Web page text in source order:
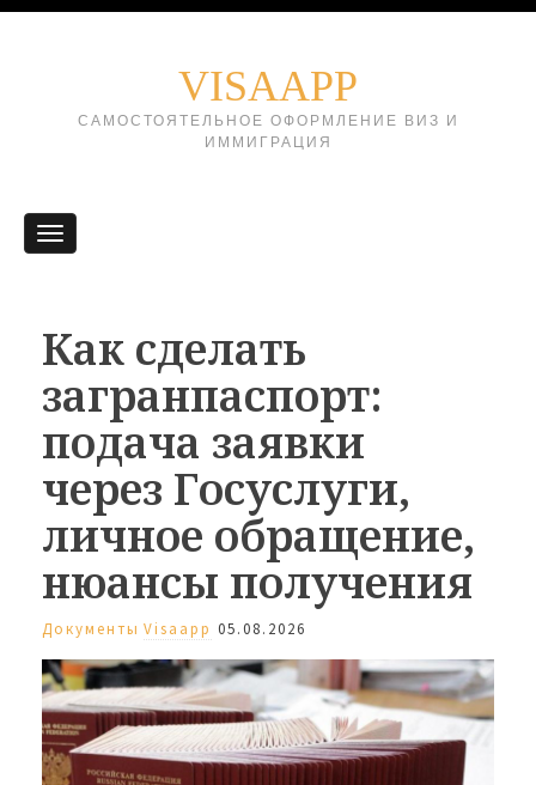
VISAAPP
САМОСТОЯТЕЛЬНОЕ ОФОРМЛЕНИЕ ВИЗ И
ИММИГРАЦИЯ
Как сделать
загранпаспорт:
подача заявки
через Госуслуги,
личное обращение,
нюансы получения
Документы Visaapp 05.08.2026